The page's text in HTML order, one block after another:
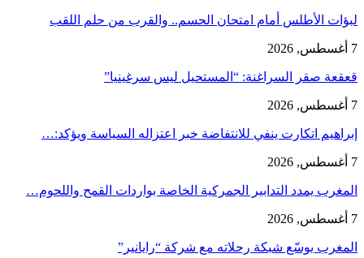
لبؤات الأطلس أمام امتحان الحسم.. والقرب من حلم اللقب
7 أغسطس, 2026
قعقعة صقر السراغنة: “المستحيل ليس سرغينيا”
7 أغسطس, 2026
إبراهيم اتكارت ينفي للانتفاضة خبر اعتزاله السياسة ويؤكد:…
7 أغسطس, 2026
المغرب يمدد التدابير الجمركية الخاصة بواردات القمح واللحوم…
7 أغسطس, 2026
المغرب يوسّع شبكة رحلاته مع شركة “رايانير”